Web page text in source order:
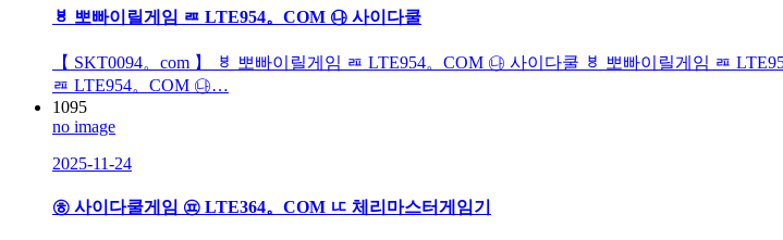
ㅸ 뽀빠이릴게임 ㄿ LTE954。COM ㉯ 사이다쿨
【 SKT0094。com 】 ㅸ 뽀빠이릴게임 ㄿ LTE954。COM ㉯ 사이다쿨 ㅸ 뽀빠이릴게임 ㄿ
ㄿ LTE954。COM ㉯…
1095
no image
2025-11-24
㉭ 사이다쿨게임 ㉬ LTE364。COM ㅦ 체리마스터게임기